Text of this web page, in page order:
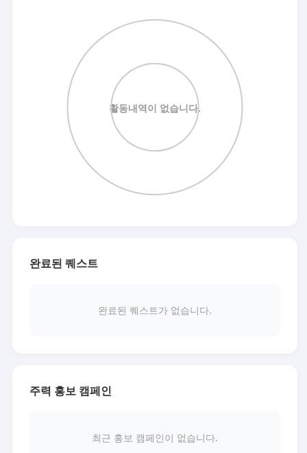
완료된 퀘스트
완료된 퀘스트가 없습니다.
주력 홍보 캠페인
최근 홍보 캠페인이 없습니다.